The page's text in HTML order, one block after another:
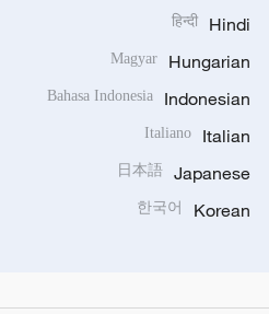
Hindi
हिन्दी
Hungarian
Magyar
Indonesian
Bahasa Indonesia
Italian
Italiano
Japanese
日本語
Korean
한국어